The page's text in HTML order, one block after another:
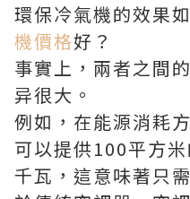
環保冷氣機的效果
機價格好？
事實上，兩者之間
异很大。
例如，在能源消耗
可以提供100平方
千瓦，這意味著只